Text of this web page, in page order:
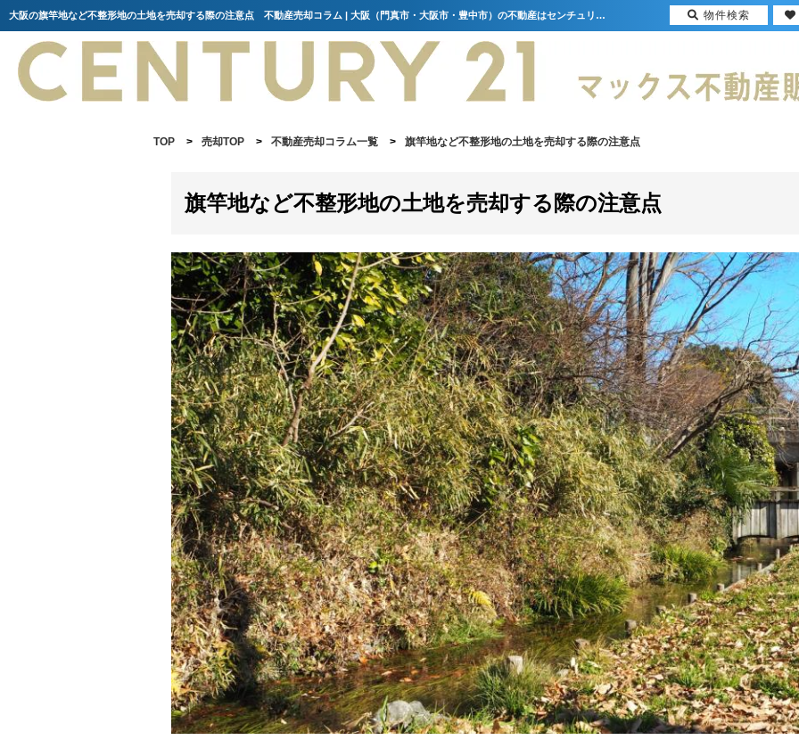
大阪の旗竿地など不整形地の土地を売却する際の注意点 不動産売却コラム | 大阪（門真市・大阪市・豊中市）の不動産はセンチュリー21マックス不動産販売
TOP > 売却TOP > 不動産売却コラム一覧 > 旗竿地など不整形地の土地を売却する際の注意点
旗竿地など不整形地の土地を売却する際の注意点
物件検索